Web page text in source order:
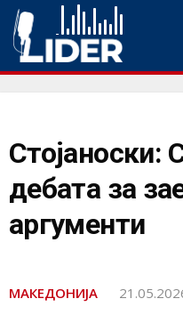
Стојаноски:
дебата за
аргументи
МАКЕДОНИЈА